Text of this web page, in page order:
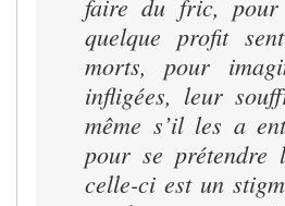
faire du fric, pour
quelque profit
morts, pour
infligées, leur
même s’il les a
pour se prétendre
celle-ci est un